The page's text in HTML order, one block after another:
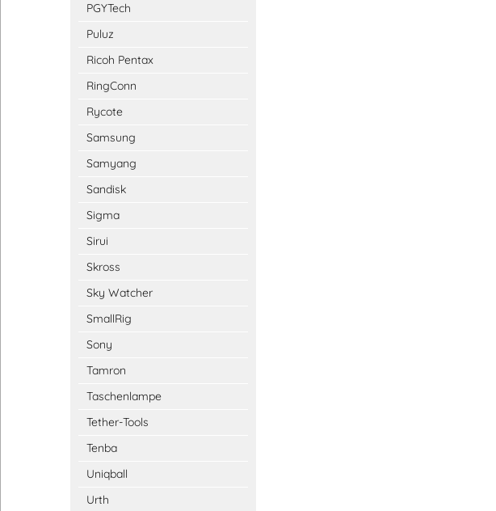
PGYTech
Puluz
Ricoh Pentax
RingConn
Rycote
Samsung
Samyang
Sandisk
Sigma
Sirui
Skross
Sky Watcher
SmallRig
Sony
Tamron
Taschenlampe
Tether-Tools
Tenba
Uniqball
Urth